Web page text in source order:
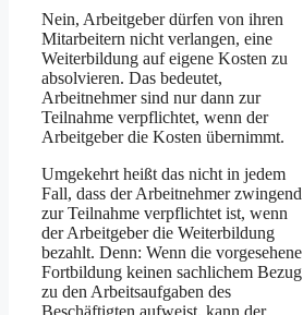
Nein, Arbeitgeber dürfen von ihren
Mitarbeitern nicht verlangen, eine
Weiterbildung auf eigene Kosten zu
absolvieren. Das bedeutet,
Arbeitnehmer sind nur dann zur
Teilnahme verpflichtet, wenn der
Arbeit­geber die Kosten über­nimmt.
Umgekehrt heißt das nicht in jedem
Fall, dass der Arbeitnehmer zwingend
zur Teilnahme verpflichtet ist, wenn
der Arbeitgeber die Weiterbildung
bezahlt. Denn: Wenn die vorgesehene
Fort­bildung keinen sachlichem Bezug
zu den Arbeits­aufgaben des
Beschäftigten aufweist, kann der